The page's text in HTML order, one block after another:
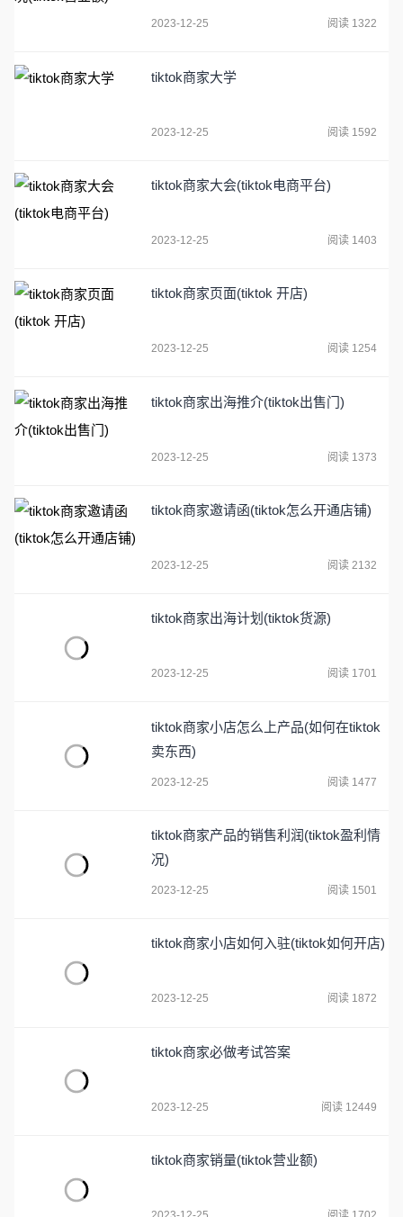
2023-12-25 阅读 1322
tiktok商家大学
2023-12-25 阅读 1592
tiktok商家大会(tiktok电商平台)
2023-12-25 阅读 1403
tiktok商家页面(tiktok 开店)
2023-12-25 阅读 1254
tiktok商家出海推介(tiktok出售门)
2023-12-25 阅读 1373
tiktok商家邀请函(tiktok怎么开通店铺)
2023-12-25 阅读 2132
tiktok商家出海计划(tiktok货源)
2023-12-25 阅读 1701
tiktok商家小店怎么上产品(如何在tiktok
卖东西)
2023-12-25 阅读 1477
tiktok商家产品的销售利润(tiktok盈利情
况)
2023-12-25 阅读 1501
tiktok商家小店如何入驻(tiktok如何开店)
2023-12-25 阅读 1872
tiktok商家必做考试答案
2023-12-25 阅读 12449
tiktok商家销量(tiktok营业额)